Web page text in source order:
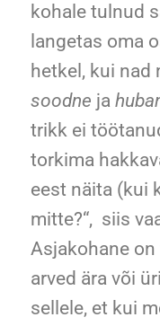
kohale tulnud
langetas oma
hetkel, kui
soodne ja
trikk ei
torkima
eest näita (kui
mitte?“, siis
Asjakohane
arved ära või
sellele, et kui